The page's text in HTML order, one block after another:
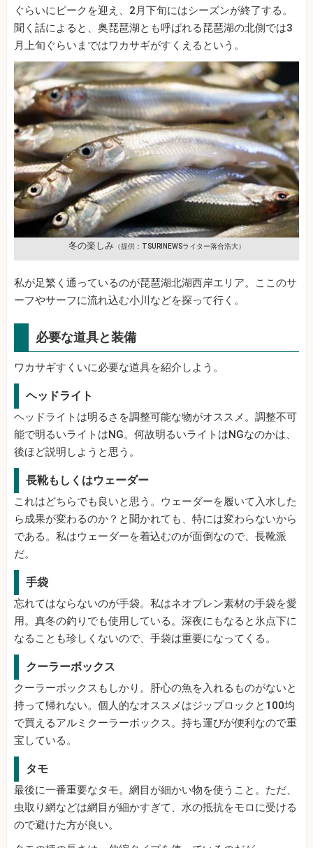
ぐらいにピークを迎え、2月下旬にはシーズンが終了する。
聞く話によると、奥琵琶湖とも呼ばれる琵琶湖の北側では3
月上旬ぐらいまではワカサギがすくえるという。
冬の楽しみ（提供：TSURINEWSライター落合浩大）
私が足繁く通っているのが琵琶湖北湖西岸エリア。ここのサ
ーフやサーフに流れ込む小川などを探って行く。
必要な道具と装備
ワカサギすくいに必要な道具を紹介しよう。
ヘッドライト
ヘッドライトは明るさを調整可能な物がオススメ。調整不可
能で明るいライトはNG。何故明るいライトはNGなのかは、
後ほど説明しようと思う。
長靴もしくはウェーダー
これはどちらでも良いと思う。ウェーダーを履いて入水した
ら成果が変わるのか？と聞かれても、特には変わらないから
である。私はウェーダーを着込むのが面倒なので、長靴派
だ。
手袋
忘れてはならないのが手袋。私はネオプレン素材の手袋を愛
用。真冬の釣りでも使用している。深夜にもなると氷点下に
なることも珍しくないので、手袋は重要になってくる。
クーラーボックス
クーラーボックスもしかり。肝心の魚を入れるものがないと
持って帰れない。個人的なオススメはジップロックと100均
で買えるアルミクーラーボックス。持ち運びが便利なので重
宝している。
タモ
最後に一番重要なタモ。網目が細かい物を使うこと。ただ、
虫取り網などは網目が細かすぎて、水の抵抗をモロに受ける
ので避けた方が良い。